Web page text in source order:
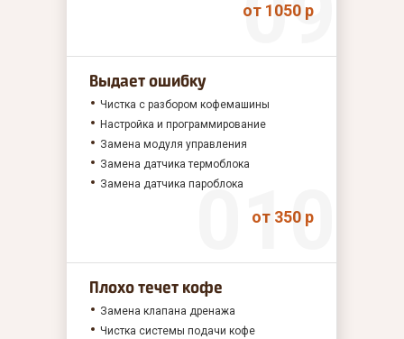
от 1050 р
Выдает ошибку
Чистка с разбором кофемашины
Настройка и программирование
Замена модуля управления
Замена датчика термоблока
Замена датчика пароблока
от 350 р
Плохо течет кофе
Замена клапана дренажа
Чистка системы подачи кофе